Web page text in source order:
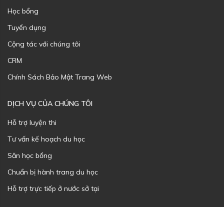
Học bổng
Tuyển dụng
Cộng tác với chúng tôi
CRM
Chính Sách Bảo Mật Trang Web
DỊCH VỤ CỦA CHÚNG TÔI
Hỗ trợ luyện thi
Tư vấn kế hoạch du học
Săn học bổng
Chuẩn bị hành trang du học
Hỗ trợ trực tiếp ở nước sở tại